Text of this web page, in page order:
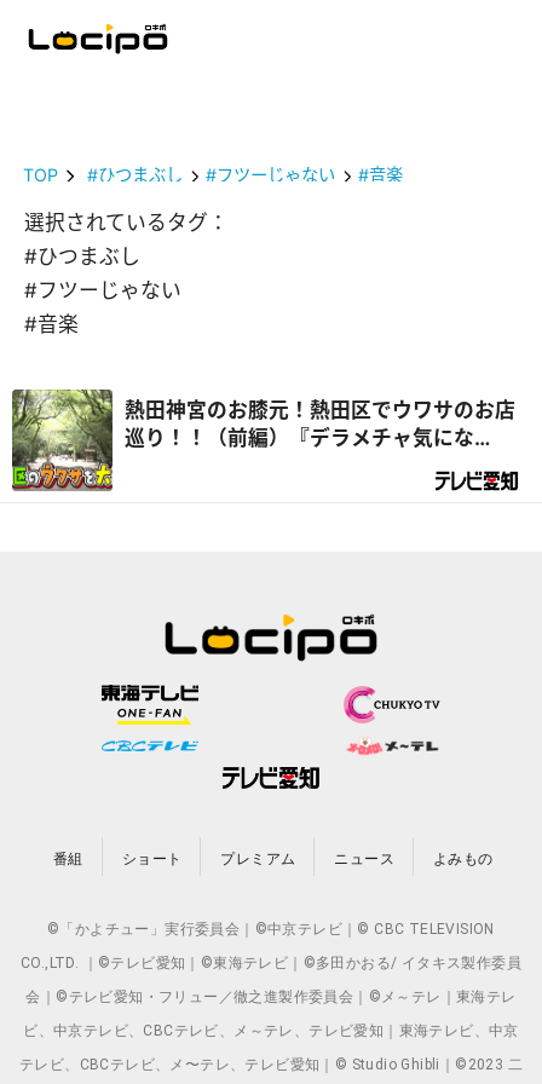
TOP #ひつまぶし #フツーじゃない #音楽
選択されているタグ：
#ひつまぶし
#フツーじゃない
#音楽
熱田神宮のお膝元！熱田区でウワサのお店
巡り！！（前編）『デラメチャ気にな
番組 ショート プレミアム ニュース よみもの
©「かよチュー」実行委員会｜©中京テレビ｜© CBC TELEVISION
CO.,LTD. ｜©テレビ愛知｜©東海テレビ｜©多田かおる/ イタキス製作委員
会｜©テレビ愛知・フリュー／徹之進製作委員会｜©メ～テレ｜東海テレ
ビ、中京テレビ、CBCテレビ、メ～テレ、テレビ愛知｜東海テレビ、中京
テレビ、CBCテレビ、メ〜テレ、テレビ愛知｜© Studio Ghibli｜©2023 二